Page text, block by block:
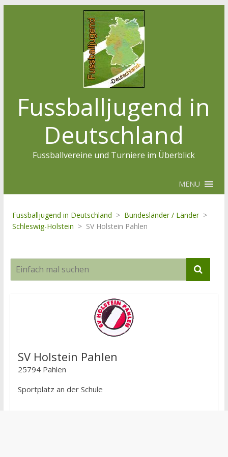
Fussballjugend in
Deutschland
Fussballvereine und Turniere im Überblick
MENU
Fussballjugend in Deutschland > Bundesländer / Länder >
Schleswig-Holstein > SV Holstein Pahlen
SV Holstein Pahlen
25794 Pahlen
Sportplatz an der Schule